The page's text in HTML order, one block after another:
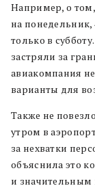
Например, о том,
на понедельник,
только в
застряли за
авиакомпания
варианты для
Также не
утром в
за нехватки
объяснила это
и значительным